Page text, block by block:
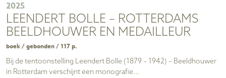
2025
LEENDERT BOLLE – ROTTERDAMS
BEELDHOUWER EN MEDAILLEUR
boek / gebonden / 117 p.
Bij de tentoonstelling Leendert Bolle (1879 – 1942) – Beeldhouwer
in Rotterdam verschijnt een monografie...